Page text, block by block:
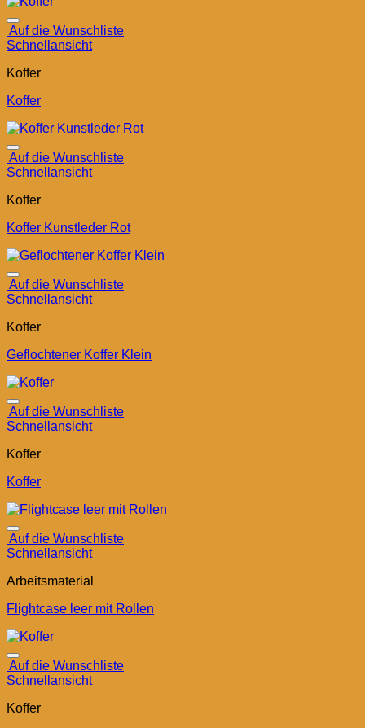
Auf die Wunschliste
Schnellansicht
Koffer
Koffer
Auf die Wunschliste
Schnellansicht
Koffer
Koffer Kunstleder Rot
Auf die Wunschliste
Schnellansicht
Koffer
Geflochtener Koffer Klein
Auf die Wunschliste
Schnellansicht
Koffer
Koffer
Auf die Wunschliste
Schnellansicht
Arbeitsmaterial
Flightcase leer mit Rollen
Auf die Wunschliste
Schnellansicht
Koffer